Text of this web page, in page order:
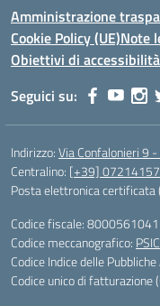
Amministrazione
Cookie Policy (UE)Note
Obiettivi di accessibilità
Seguici su:
Indirizzo:Via Confalonieri 9
Centralino: [+39]
Posta elettronica certificata
Codice fiscale:
Codice meccanografico:
Codice Indice delle
Codice unico di fatturazione